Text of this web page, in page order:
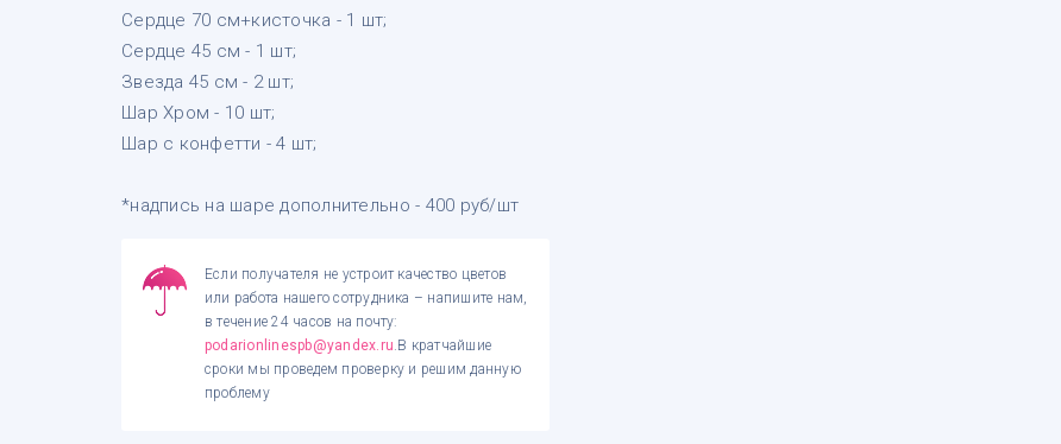
Сердце 70 см+кисточка - 1 шт;
Сердце 45 см - 1 шт;
Звезда 45 см - 2 шт;
Шар Хром - 10 шт;
Шар с конфетти - 4 шт;
*надпись на шаре дополнительно - 400 руб/шт
Если получателя не устроит качество цветов
или работа нашего сотрудника – напишите нам,
в течение 24 часов на почту:
podarionlinespb@yandex.ru.В кратчайшие
сроки мы проведем проверку и решим данную
проблему